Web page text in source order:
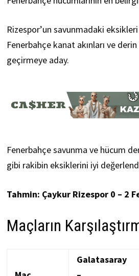
Rizespor’un savunmadaki
Fenerbahçe kanat akınları ve
geçirmeye aday.
Fenerbahçe savunma ve hücum
gibi rakibin eksiklerini iyi
Tahmin: Çaykur Rizespor 0 – 2
Maçların
Galatasaray